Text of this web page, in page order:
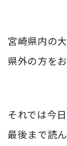
宮崎県内の
県外の方を
それでは今
最後まで読